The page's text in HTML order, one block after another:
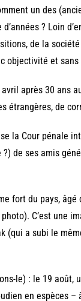
un des
? Loin
de la
objectivité et sans
après 30 ans
étrangères, de
la Cour pénale
de ses amis
fort du pays,
C’est une
(qui a subi le
le) : le 19 août,
en espèces